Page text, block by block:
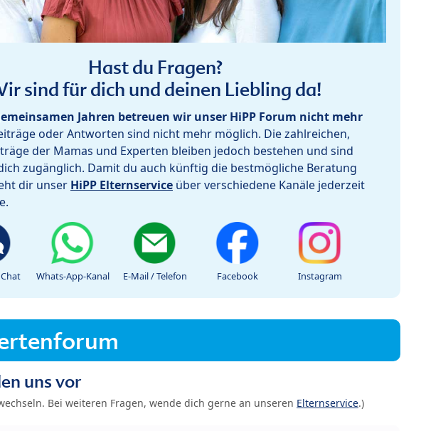
Hast du Fragen?
sind für dich und deinen Liebling da!
Jahren betreuen wir unser HiPP Forum nicht mehr
oder Antworten sind nicht mehr möglich. Die zahlreichen,
der Mamas und Experten bleiben jedoch bestehen und sind
zugänglich. Damit du auch künftig die bestmögliche Beratung
dir unser HiPP Elternservice über verschiedene Kanäle jederzeit
Whats-App-Kanal E-Mail / Telefon Facebook Instagram
uns vor
Bei weiteren Fragen, wende dich gerne an unseren Elternservice.)